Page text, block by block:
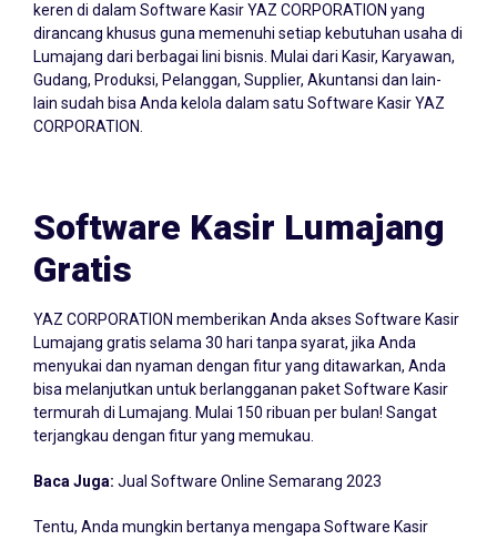
keren di dalam Software Kasir YAZ CORPORATION yang
dirancang khusus guna memenuhi setiap kebutuhan usaha di
Lumajang dari berbagai lini bisnis. Mulai dari Kasir, Karyawan,
Gudang, Produksi, Pelanggan, Supplier, Akuntansi dan lain-
lain sudah bisa Anda kelola dalam satu Software Kasir YAZ
CORPORATION.
Software Kasir Lumajang
Gratis
YAZ CORPORATION memberikan Anda akses Software Kasir
Lumajang gratis selama 30 hari tanpa syarat, jika Anda
menyukai dan nyaman dengan fitur yang ditawarkan, Anda
bisa melanjutkan untuk berlangganan paket Software Kasir
termurah di Lumajang. Mulai 150 ribuan per bulan! Sangat
terjangkau dengan fitur yang memukau.
Baca Juga: Jual Software Online Semarang 2023
Tentu, Anda mungkin bertanya mengapa Software Kasir